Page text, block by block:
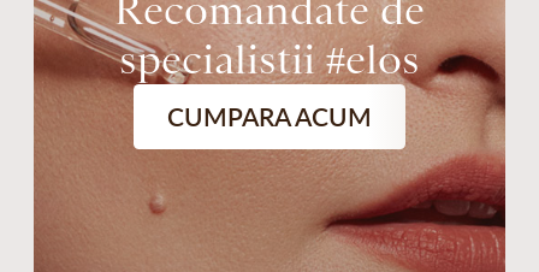
Recomandate de
specialistii #elos
CUMPARA ACUM